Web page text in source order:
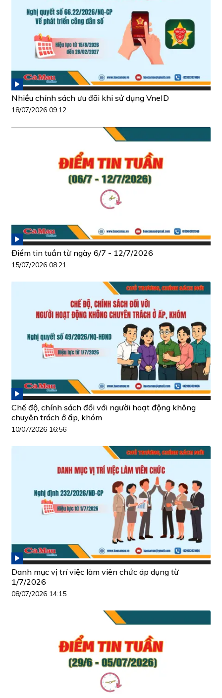
Nhiều chính sách ưu đãi khi sử dụng VneID
18/07/2026 09:12
Điểm tin tuần từ ngày 6/7 - 12/7/2026
15/07/2026 08:21
Chế độ, chính sách đối với người hoạt động không
chuyên trách ở ấp, khóm
10/07/2026 16:56
Danh mục vị trí việc làm viên chức áp dụng từ
1/7/2026
08/07/2026 14:15